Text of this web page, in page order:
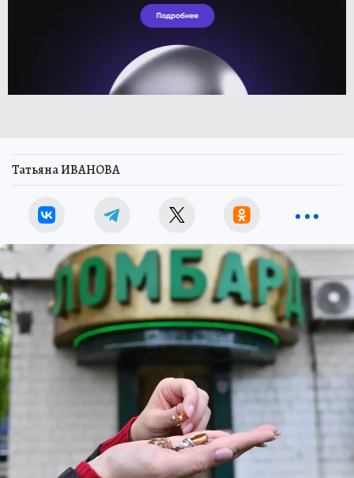
Татьяна ИВАНОВА